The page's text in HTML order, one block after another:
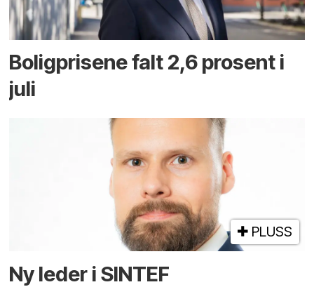
Boligprisene falt 2,6 prosent i
juli
PLUSS
Ny leder i SINTEF